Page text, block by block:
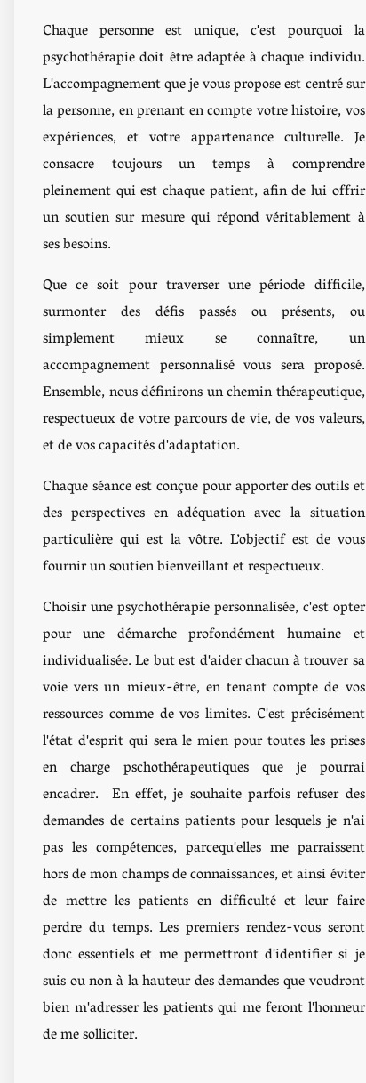
Chaque personne est unique, c'est pourquoi la
psychothérapie doit être adaptée à chaque individu.
L'accompagnement que je vous propose est centré sur
la personne, en prenant en compte votre histoire, vos
expériences, et votre appartenance culturelle. Je
consacre toujours un temps à comprendre
pleinement qui est chaque patient, afin de lui offrir
un soutien sur mesure qui répond véritablement à
ses besoins.
Que ce soit pour traverser une période difficile,
surmonter des défis passés ou présents, ou
simplement mieux se connaître, un
accompagnement personnalisé vous sera proposé.
Ensemble, nous définirons un chemin thérapeutique,
respectueux de votre parcours de vie, de vos valeurs,
et de vos capacités d'adaptation.
Chaque séance est conçue pour apporter des outils et
des perspectives en adéquation avec la situation
particulière qui est la vôtre. L’objectif est de vous
fournir un soutien bienveillant et respectueux.
Choisir une psychothérapie personnalisée, c'est opter
pour une démarche profondément humaine et
individualisée. Le but est d'aider chacun à trouver sa
voie vers un mieux-être, en tenant compte de vos
ressources comme de vos limites. C'est précisément
l'état d'esprit qui sera le mien pour toutes les prises
en charge pschothérapeutiques que je pourrai
encadrer. En effet, je souhaite parfois refuser des
demandes de certains patients pour lesquels je n'ai
pas les compétences, parcequ'elles me parraissent
hors de mon champs de connaissances, et ainsi éviter
de mettre les patients en difficulté et leur faire
perdre du temps. Les premiers rendez-vous seront
donc essentiels et me permettront d'identifier si je
suis ou non à la hauteur des demandes que voudront
bien m'adresser les patients qui me feront l'honneur
de me solliciter.